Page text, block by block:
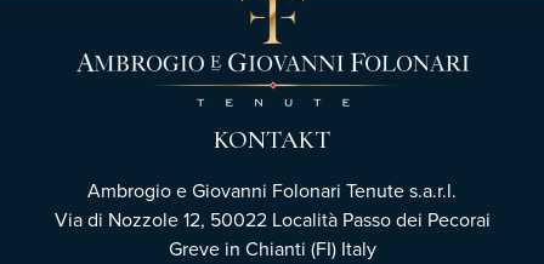
KONTAKT
Ambrogio e Giovanni Folonari Tenute s.a.r.l.
Via di Nozzole 12, 50022 Località Passo dei Pecorai
Greve in Chianti (FI) Italy